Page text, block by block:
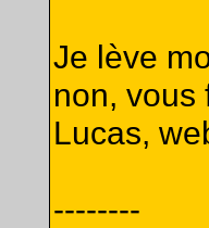
Je lève
non, vous
Lucas,
--------